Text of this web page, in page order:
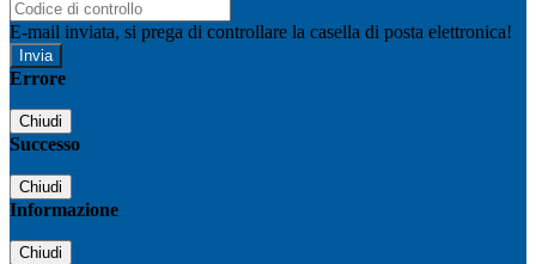
E-mail inviata, si prega di controllare la casella di posta elettronica!
Errore
Chiudi
Successo
Chiudi
Informazione
Chiudi